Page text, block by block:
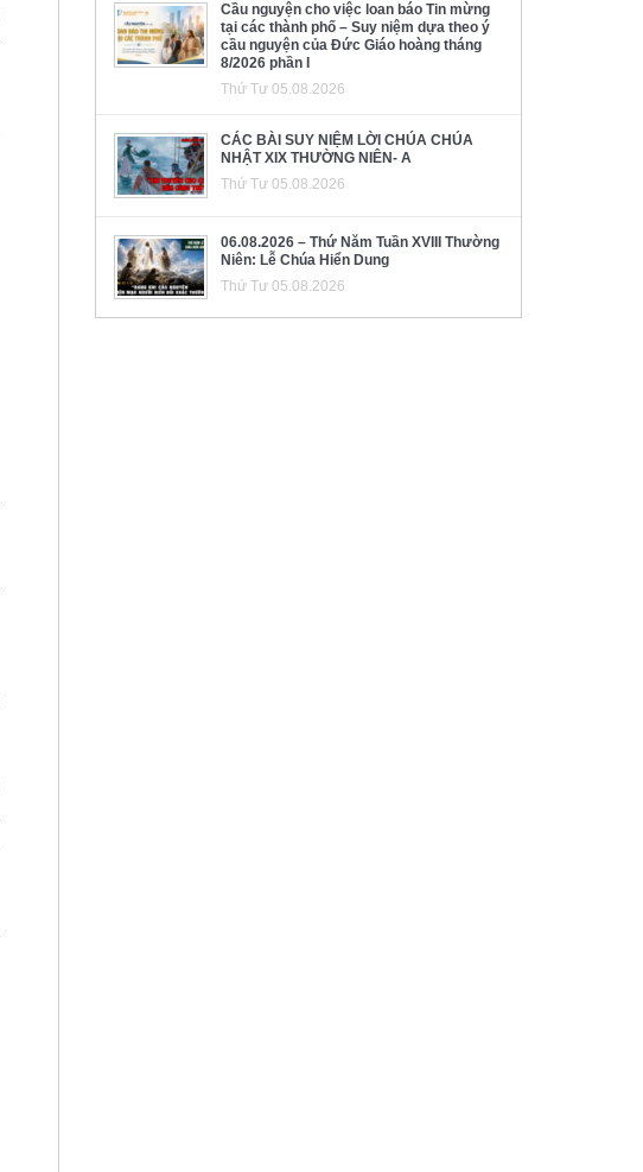
Cầu nguyện cho việc loan báo Tin mừng
tại các thành phố – Suy niệm dựa theo ý
cầu nguyện của Đức Giáo hoàng tháng
8/2026 phần I
Thứ Tư 05.08.2026
CÁC BÀI SUY NIỆM LỜI CHÚA CHÚA
NHẬT XIX THƯỜNG NIÊN- A
Thứ Tư 05.08.2026
06.08.2026 – Thứ Năm Tuần XVIII Thường
Niên: Lễ Chúa Hiển Dung
Thứ Tư 05.08.2026